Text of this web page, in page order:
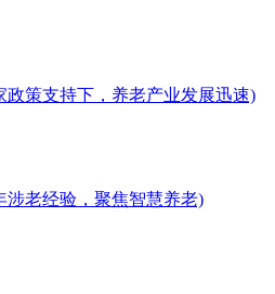
政策支持下，养老产业发展迅速)
涉老经验，聚焦智慧养老)